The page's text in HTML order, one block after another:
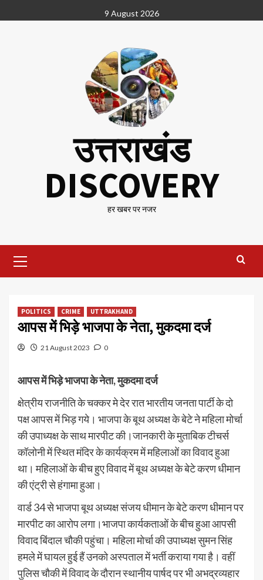
to
9 August 2026
उत्तराखंड
DISCOVERY
हर खबर पर नजर
Menu
POLITICS CRIME UTTRAKHAND
आपस में भिड़े भाजपा के नेता, मुकदमा दर्ज
21 August 2023 0
आपस में भिड़े भाजपा के नेता, मुकदमा दर्ज
क्षेत्रीय राजनीति के चक्कर मे देर रात भारतीय जनता पार्टी के दो
पक्ष आपस में भिड़ गये। भाजपा के बूथ अध्यक्ष के बेटे ने महिला मोर्चा
की उपाध्यक्ष के साथ मारपीट की।जानकारी के मुताबिक टीचर्स
कॉलोनी में स्थित मंदिर के कार्यक्रम में महिलाओं का विवाद हुआ
था। महिलाओं के बीच हुए विवाद में बूथ अध्यक्ष के बेटे करण धीमान
की एंट्री से हंगामा हुआ।
वार्ड 34 से भाजपा बूथ अध्यक्ष संजय धीमान के बेटे करण धीमान पर
मारपीट का आरोप लगा।भाजपा कार्यकताओं के बीच हुआ आपसी
विवाद बिंदाल चौकी पहुंचा। महिला मोर्चा की उपाध्यक्ष सुमन सिंह
हमले में घायल हुई हैं उनको अस्पताल में भर्ती कराया गया है। वहीं
पुलिस चौकी में विवाद के दौरान स्थानीय पार्षद पर भी अभद्रव्यहार